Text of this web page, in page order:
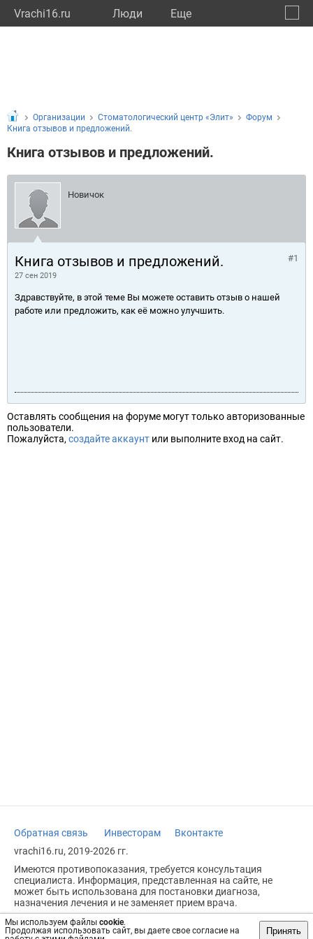
Vrachi16.ru Люди Eще
Мы используем файлы cookie.
Продолжая использовать сайт, вы даете свое согласие на
Принять
Организации Стоматологический центр «Элит»
Форум
Книга отзывов и предложений.
Книга отзывов и предложений.
Новичок
Книга отзывов и предложений.
27 сен 2019
#1
Здравствуйте, в этой теме Вы можете оставить отзыв о нашей
работе или предложить, как её можно улучшить.
Оставлять сообщения на форуме могут только авторизованные
пользователи.
Пожалуйста, создайте аккаунт или выполните вход на сайт.
Обратная связь Инвесторам
Вконтакте
vrachi16.ru, 2019-2026 гг.
Имеются противопоказания, требуется консультация
специалиста. Информация, представленная на сайте, не
может быть использована для постановки диагноза,
назначения лечения и не заменяет прием врача.
Возрастное ограничение: 18+